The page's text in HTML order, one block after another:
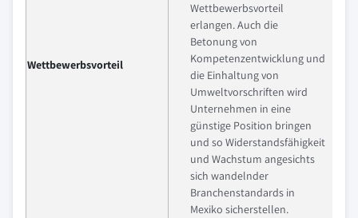
Wettbewerbsvorteil
Wettbewerbsvorteil
erlangen. Auch die
Betonung von
Kompetenzentwicklung und
die Einhaltung von
Umweltvorschriften wird
Unternehmen in eine
günstige Position bringen
und so Widerstandsfähigkeit
und Wachstum angesichts
sich wandelnder
Branchenstandards in
Mexiko sicherstellen.